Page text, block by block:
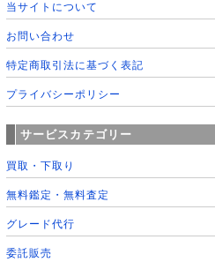
当サイトについて
お問い合わせ
特定商取引法に基づく表記
プライバシーポリシー
サービスカテゴリー
買取・下取り
無料鑑定・無料査定
グレード代行
委託販売